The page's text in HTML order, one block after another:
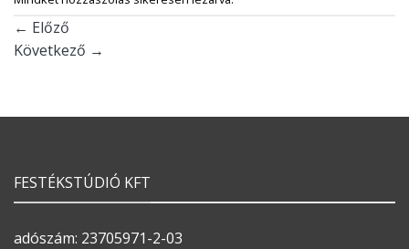
← Előző
Következő →
FESTÉKSTÚDIÓ KFT
adószám: 23705971-2-03